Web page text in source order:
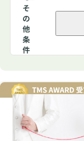
そ
の
他
条
件